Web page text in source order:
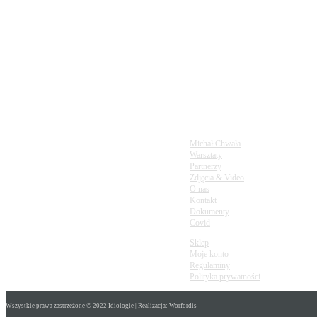
Michał Chwała
Warsztaty
Partnerzy
Zdjęcia & Video
O nas
Kontakt
Dokumenty
Covid
Sklep
Moje konto
Regulaminy
Polityka prywatności
Wszystkie prawa zastrzeżone © 2022 Idiologie | Realizacja: Worfordis